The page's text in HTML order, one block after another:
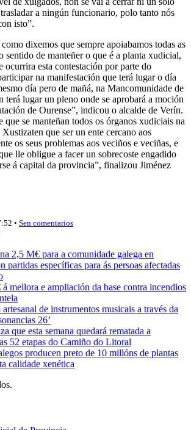
a ningún funcionario, polo tanto nós
isto”.
dixemos que sempre apoiabamos todas as
sentido de manteñer o que é a planta xudicial,
ocurrira esta contestación por parte do
na manifestación que terá lugar o día
día pero de mañá, na Mancomunidade de
lugar un pleno onde se aprobará a moción
de Ourense”, indicou o alcalde de Verín.
que se manteñan todos os órganos xudiciais na
que ser un ente cercano aos
os seus problemas aos veciños e veciñas, e
lle obligue a facer un sobrecoste engadido
á capital da provincia”, finalizou Jiménez
• Sen comentarios
2,5 M€ para a comunidade galega en
partidas específicas para ás persoas afectadas
mellora e ampliación da base contra incendios
de instrumentos musicais a través da
26’
que esta semana quedará rematada a
52 etapas do Camiño do Litoral
producen preto de 10 millóns de plantas
calidade xenética